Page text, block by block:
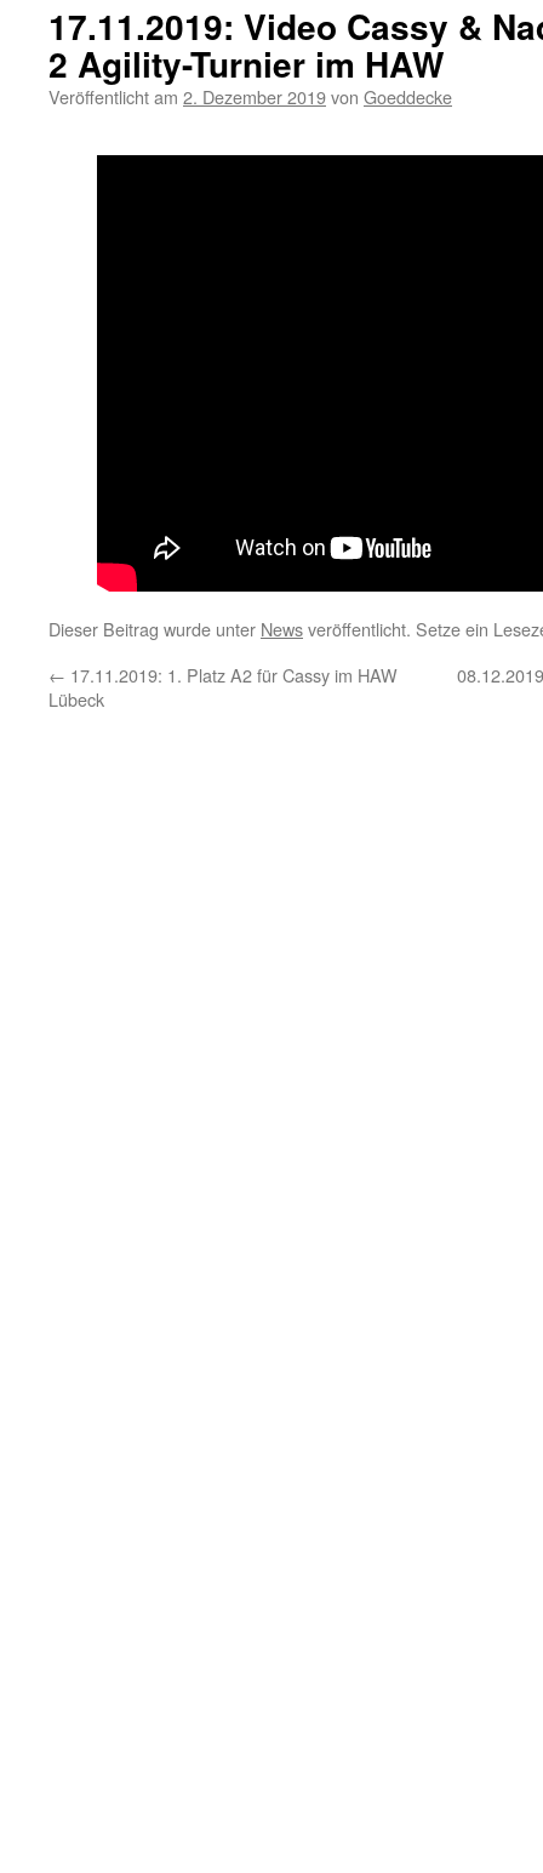
17.11.2019: Video Cassy &
2 Agility-Turnier im HAW
Veröffentlicht am 2. Dezember 2019von Goeddecke
Dieser Beitrag wurde unter Newsveröffentlicht. Setze ein
← 17.11.2019: 1. Platz A2 für Cassy im HAW
Lübeck